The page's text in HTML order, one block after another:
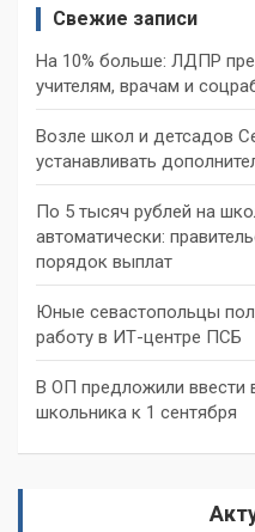
Свежие записи
На 10% больше: ЛДПР
учителям, врачам и
Возле школ и детсадов
устанавливать
По 5 тысяч рублей на
автоматически:
порядок выплат
Юные севастопольцы
работу в ИТ-центре ПСБ
В ОП предложили ввести
школьника к 1 сентября